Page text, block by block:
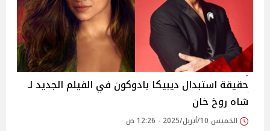
حقيقة استبدال ديبيكا بادوكون في الفيلم الجديد لـ
شاه روخ خان
الخميس 10/أبريل/2025 - 12:26 ص